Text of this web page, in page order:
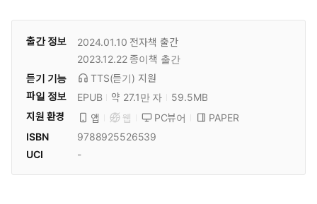
출간 정보 2024.01.10 전자책 출간
2023.12.22 종이책 출간
듣기 기능
TTS(듣기) 지원
파일 정보
EPUB 약 27.1만 자
59.5MB
지원 환경
앱 웹 PC뷰어
PAPER
ISBN
9788925526539
UCI
-